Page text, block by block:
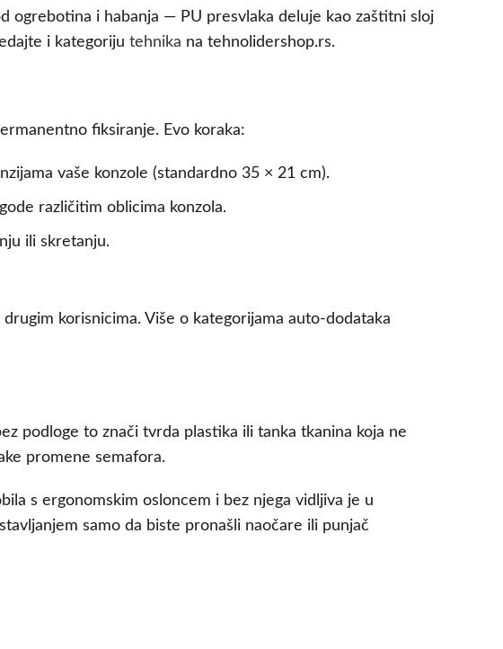
ogrebotina i habanja — PU presvlaka deluje kao zaštitni sloj
i kategoriju tehnika na tehnolidershop.rs.
fiksiranje. Evo koraka:
vaše konzole (standardno 35 × 21 cm).
različitim oblicima konzola.
ili skretanju.
korisnicima. Više o kategorijama auto-dodataka
podloge to znači tvrda plastika ili tanka tkanina koja ne
promene semafora.
s ergonomskim osloncem i bez njega vidljiva je u
samo da biste pronašli naočare ili punjač